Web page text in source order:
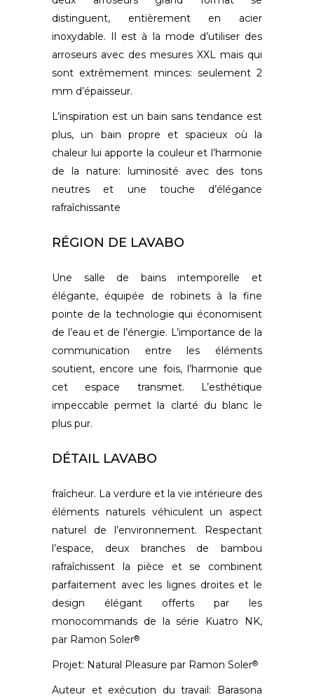
distinguent, entièrement en acier
inoxydable. Il est à la mode d’utiliser des
arroseurs avec des mesures XXL mais qui
sont extrêmement minces: seulement 2
mm d’épaisseur.
L’inspiration est un bain sans tendance est
plus, un bain propre et spacieux où la
chaleur lui apporte la couleur et l’harmonie
de la nature: luminosité avec des tons
neutres et une touche d’élégance
rafraîchissante
RÉGION DE LAVABO
Une salle de bains intemporelle et
élégante, équipée de robinets à la fine
pointe de la technologie qui économisent
de l’eau et de l’énergie. L’importance de la
communication entre les éléments
soutient, encore une fois, l’harmonie que
cet espace transmet. L’esthétique
impeccable permet la clarté du blanc le
plus pur.
DÉTAIL LAVABO
fraîcheur. La verdure et la vie intérieure des
éléments naturels véhiculent un aspect
naturel de l’environnement. Respectant
l’espace, deux branches de bambou
rafraîchissent la pièce et se combinent
parfaitement avec les lignes droites et le
design élégant offerts par les
monocommands de la série Kuatro NK,
par Ramon Soler®
Projet: Natural Pleasure par Ramon Soler®
Auteur et exécution du travail: Barasona